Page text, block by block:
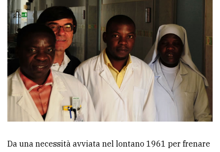
Da una necessità avviata nel lontano 1961 per frenare